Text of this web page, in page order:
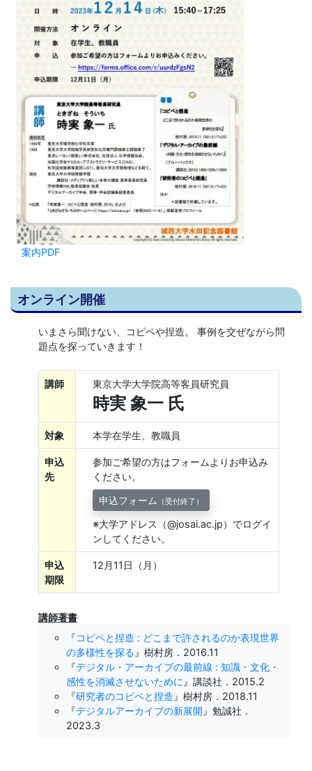
案内PDF
オンライン開催
いまさら聞けない、コピペや捏造。 事例を交ぜながら問
題点を探っていきます！
講師 東京大学大学院高等客員研究員
時実 象一 氏
対象 本学在学生、教職員
申込
先
参加ご希望の方はフォームよりお申込み
ください。
申込フォーム
（受付終了）
※大学アドレス（@josai.ac.jp）でログイ
ンしてください。
申込
期限
12月11日（月）
講師著書
『コピペと捏造 : どこまで許されるのか表現世界
の多様性を探る 』樹村房．2016.11
『デジタル・アーカイブの最前線 : 知識・文化・
感性を消滅させないために 』講談社．2015.2
『研究者のコピペと捏造 』樹村房．2018.11
『デジタルアーカイブの新展開 』勉誠社．
2023.3